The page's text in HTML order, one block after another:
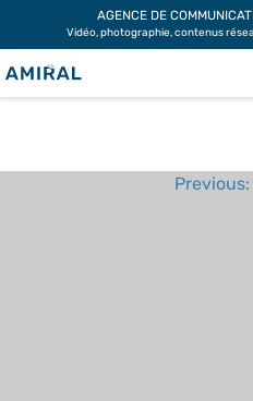
content
AGENCE DE
Vidéo, photographie, contenus
CINEMA NEXT
Previous: